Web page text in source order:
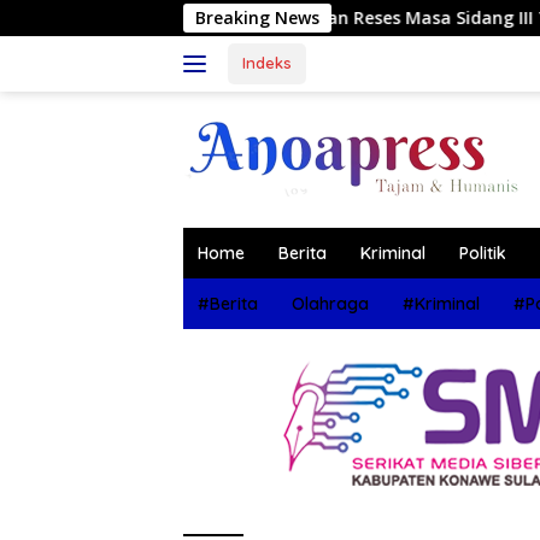
ke
Breaking News
Wadio Tuntaskan Reses Masa Sidang III Tahun 2026 di Dapil
Indeks
Home Berita Kriminal Politik
#Berita Olahraga #Kriminal